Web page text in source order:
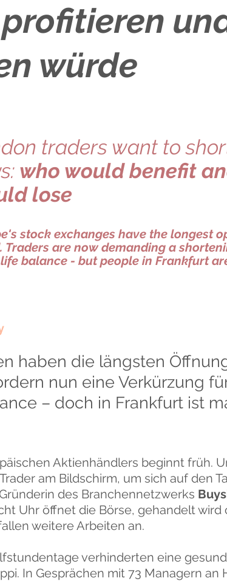
würde
traders want to
who would benefit
lose
stock exchanges have the longest
Traders are now demanding a
balance - but people in Frankfurt
haben die längsten
nun eine Verkürzung
– doch in Frankfurt ist
Aktienhändlers beginnt früh.
am Bildschirm, um sich auf den
des Branchennetzwerks
Uhr öffnet die Börse, gehandelt wird
weitere Arbeiten an.
verhinderten eine
In Gesprächen mit 73 Managern an